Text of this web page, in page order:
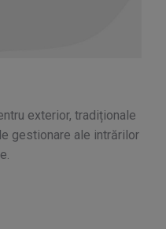
exterior, tradiționale
gestionare ale intrărilor